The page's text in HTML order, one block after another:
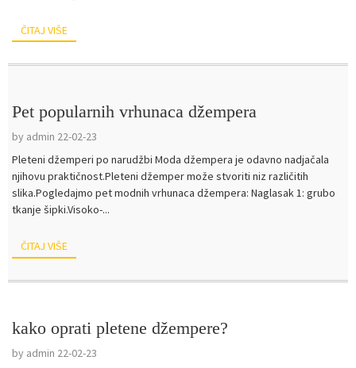
ČITAJ VIŠE
Pet popularnih vrhunaca džempera
by admin 22-02-23
Pleteni džemperi po narudžbi Moda džempera je odavno nadjačala
njihovu praktičnost.Pleteni džemper može stvoriti niz različitih
slika.Pogledajmo pet modnih vrhunaca džempera: Naglasak 1: grubo
tkanje šipki.Visoko-...
ČITAJ VIŠE
kako oprati pletene džempere?
by admin 22-02-23